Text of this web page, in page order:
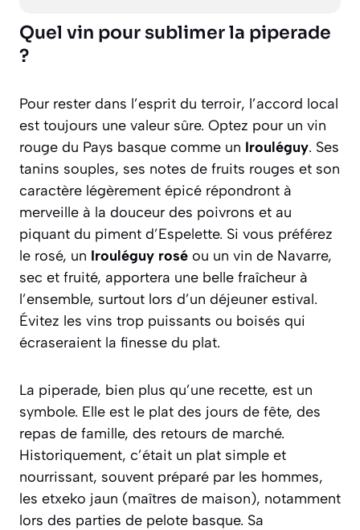
Quel vin pour sublimer la piperade
?
Pour rester dans l’esprit du terroir, l’accord local
est toujours une valeur sûre. Optez pour un vin
rouge du Pays basque comme un Irouléguy. Ses
tanins souples, ses notes de fruits rouges et son
caractère légèrement épicé répondront à
merveille à la douceur des poivrons et au
piquant du piment d’Espelette. Si vous préférez
le rosé, un Irouléguy rosé ou un vin de Navarre,
sec et fruité, apportera une belle fraîcheur à
l’ensemble, surtout lors d’un déjeuner estival.
Évitez les vins trop puissants ou boisés qui
écraseraient la finesse du plat.
La piperade, bien plus qu’une recette, est un
symbole. Elle est le plat des jours de fête, des
repas de famille, des retours de marché.
Historiquement, c’était un plat simple et
nourrissant, souvent préparé par les hommes,
les etxeko jaun (maîtres de maison), notamment
lors des parties de pelote basque. Sa